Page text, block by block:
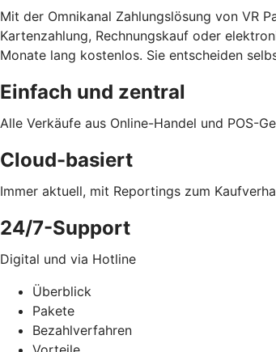
Mit der Omnikanal Zahlungslösung von VR
Kartenzahlung, Rechnungskauf oder
Monate lang kostenlos. Sie entscheiden
Einfach und zentral
Alle Verkäufe aus Online-Handel und POS-
Cloud-basiert
Immer aktuell, mit Reportings zum
24/7-Support
Digital und via Hotline
Überblick
Pakete
Bezahlverfahren